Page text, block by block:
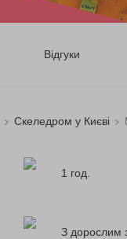
Відгуки
Скеледром у Києві
1 год.
З дорослим